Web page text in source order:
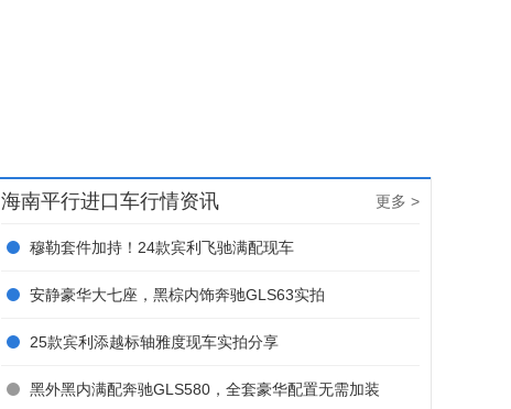
海南平行进口车行情资讯 更多 >
穆勒套件加持！24款宾利飞驰满配现车
安静豪华大七座，黑棕内饰奔驰GLS63实拍
25款宾利添越标轴雅度现车实拍分享
黑外黑内满配奔驰GLS580，全套豪华配置无需加装